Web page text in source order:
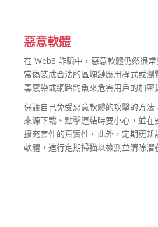
惡意軟體
在 Web3 詐騙中，惡意軟體仍然很
常偽裝成合法的區塊鏈應用程式或
毒感染或網路釣魚來危害用戶的加密
保護自己免受惡意軟體的攻擊的方法
來源下載、點擊連結時要小心，並
擴充套件的真實性。此外，定期更
軟體，進行定期掃描以檢測並清除潛